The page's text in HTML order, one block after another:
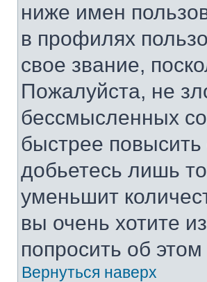
ниже имен
в профилях
свое звание,
Пожалуйста, не
бессмысленных
быстрее
добьетесь лишь
уменьшит
вы очень хотите
попросить об
Вернуться наверх